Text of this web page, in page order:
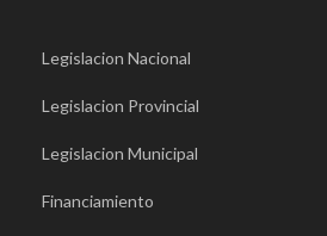
Legislacion Nacional
Legislacion Provincial
Legislacion Municipal
Financiamiento